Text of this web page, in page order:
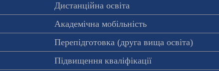
Дистанційна освіта
Академічна мобільність
Перепідготовка (друга вища освіта)
Підвищення кваліфікації